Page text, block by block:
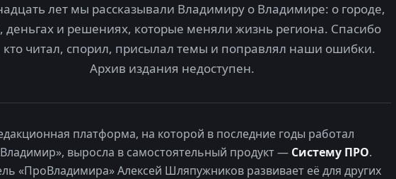
лет мы рассказывали Владимиру о Владимире: о городе,
деньгах и решениях, которые меняли жизнь региона. Спасибо
кто читал, спорил, присылал темы и поправлял наши ошибки.
Архив издания недоступен.
платформа, на которой в последние годы работал
выросла в самостоятельный продукт — Систему ПРО.
«ПроВладимира» Алексей Шляпужников развивает её для других